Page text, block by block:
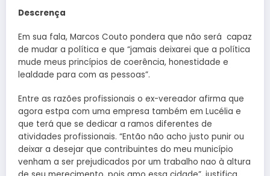
Descrença
Em sua fala, Marcos Couto pondera que não será capaz
de mudar a política e que “jamais deixarei que a política
mude meus princípios de coerência, honestidade e
lealdade para com as pessoas”.
Entre as razões profissionais o ex-vereador afirma que
agora estpa com uma empresa também em Lucélia e
que terá que se dedicar a ramos diferentes de
atividades profissionais. “Então não acho justo punir ou
deixar a desejar que contribuintes do meu município
venham a ser prejudicados por um trabalho nao à altura